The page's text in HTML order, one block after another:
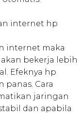
internet hp
internet maka
bekerja lebih
Efeknya hp
panas. Cara
jaringan
dan apabila